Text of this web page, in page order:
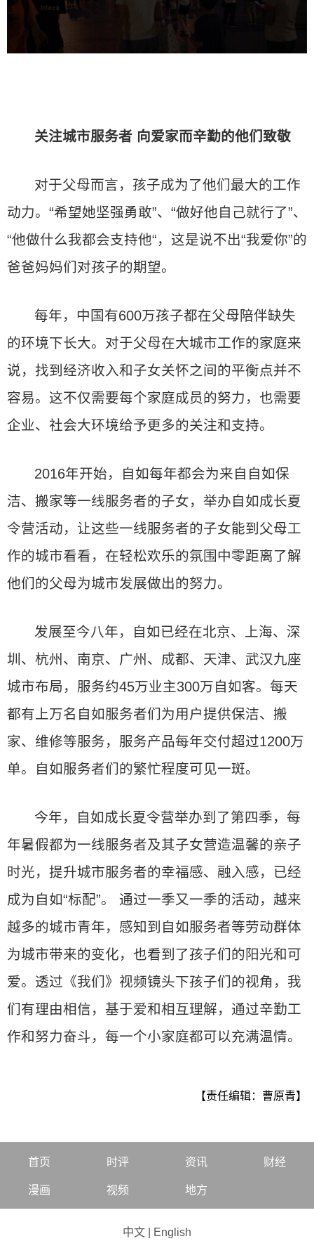
关注城市服务者 向爱家而辛勤的他们致敬
对于父母而言，孩子成为了他们最大的工作
动力。“希望她坚强勇敢”、“做好他自己就行了”、
“他做什么我都会支持他“，这是说不出“我爱你”的
爸爸妈妈们对孩子的期望。
每年，中国有600万孩子都在父母陪伴缺失
的环境下长大。对于父母在大城市工作的家庭来
说，找到经济收入和子女关怀之间的平衡点并不
容易。这不仅需要每个家庭成员的努力，也需要
企业、社会大环境给予更多的关注和支持。
2016年开始，自如每年都会为来自自如保
洁、搬家等一线服务者的子女，举办自如成长夏
令营活动，让这些一线服务者的子女能到父母工
作的城市看看，在轻松欢乐的氛围中零距离了解
他们的父母为城市发展做出的努力。
发展至今八年，自如已经在北京、上海、深
圳、杭州、南京、广州、成都、天津、武汉九座
城市布局，服务约45万业主300万自如客。每天
都有上万名自如服务者们为用户提供保洁、搬
家、维修等服务，服务产品每年交付超过1200万
单。自如服务者们的繁忙程度可见一斑。
今年，自如成长夏令营举办到了第四季，每
年暑假都为一线服务者及其子女营造温馨的亲子
时光，提升城市服务者的幸福感、融入感，已经
成为自如“标配”。 通过一季又一季的活动，越来
越多的城市青年，感知到自如服务者等劳动群体
为城市带来的变化，也看到了孩子们的阳光和可
爱。透过《我们》视频镜头下孩子们的视角，我
们有理由相信，基于爱和相互理解，通过辛勤工
作和努力奋斗，每一个小家庭都可以充满温情。
【责任编辑：曹原青】
首页 时评 资讯 财经
漫画 视频 地方
中文 English